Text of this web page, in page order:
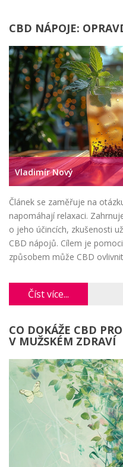
CBD NÁPOJE:
Vladimír Nový
Článek se zaměřuje na
napomáhají relaxaci.
o jeho účincích, zkušenosti
CBD nápojů. Cílem je
způsobem může CBD
Číst více...
CO DOKÁŽE CBD
V MUŽSKÉM ZDRAVÍ